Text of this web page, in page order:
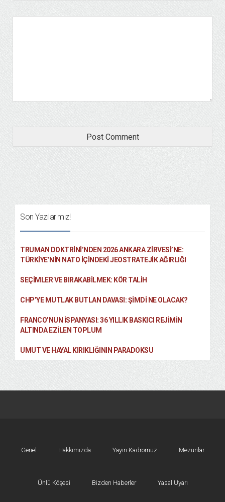
Son Yazılarımız!
TRUMAN DOKTRINI’NDEN 2026 ANKARA ZIRVESI’NE:
TÜRKIYE’NIN NATO İÇINDEKI JEOSTRATEJIK AĞIRLIĞI
SEÇIMLER VE BIRAKABILMEK: KÖR TALIH
CHP’YE MUTLAK BUTLAN DAVASI: ŞİMDİ NE OLACAK?
FRANCO’NUN İSPANYASI: 36 YILLIK BASKICI REJIMIN
ALTINDA EZILEN TOPLUM
UMUT VE HAYAL KIRIKLIĞININ PARADOKSU
Genel Hakkımızda Yayın Kadromuz Mezunlar
Ünlü Köşesi Bizden Haberler Yasal Uyarı